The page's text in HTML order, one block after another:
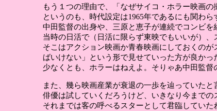
もう１つの理由で、「なぜサイコ・ホラー映画
というのも、時代設定は1965年であるにも関わ
中田監督の出身や、三原と恵子が連続でコンビ
当時の日活で（日活に限らず東映でもいいが）
そこはアクション映画か青春映画にしておくの
ばいけない」という形で見せていった方が良かっ
少なくとも、ホラーはねえよ。そりゃあ中田監
また、幾ら映画産業が衰退の一歩を辿っていた
俳優は試していくだろうけど、いきなり今まで
それまでは客の呼べるスターとして君臨してい